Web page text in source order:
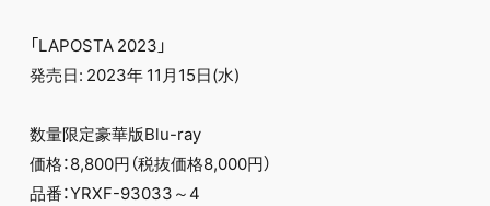
「LAPOSTA 2023」
発売日: 2023年 11月15日(水)
数量限定豪華版Blu-ray
価格：8,800円（税抜価格8,000円）
品番：YRXF-93033～4